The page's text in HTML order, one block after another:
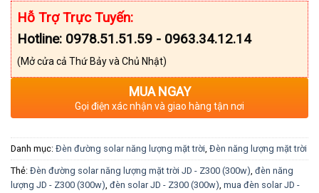
Hỗ Trợ Trực Tuyến:
Hotline: 0978.51.51.59 - 0963.34.12.14
(Mở cửa cả Thứ Bảy và Chủ Nhật)
MUA NGAY
Gọi điện xác nhận và giao hàng tận nơi
Danh mục: Đèn đường solar năng lượng mặt trời, Đèn năng lượng mặt trời
Thẻ: Đèn đường solar năng lượng mặt trời JD - Z300 (300w), đèn năng
lượng JD - Z300 (300w), đèn solar JD - Z300 (300w), mua đèn solar JD -